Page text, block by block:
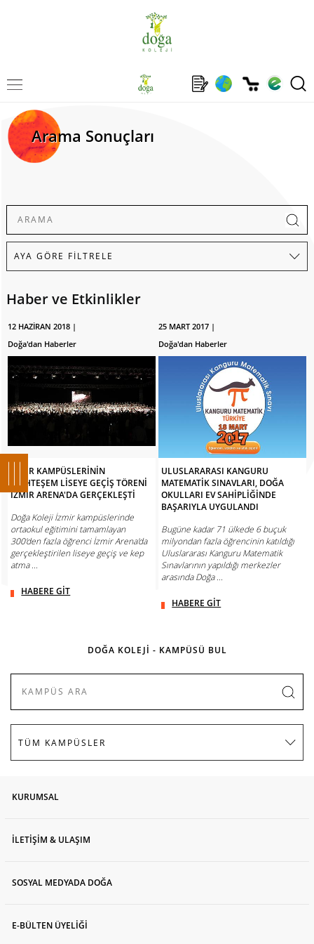
Arama Sonuçları
Haber ve Etkinlikler
12 HAZİRAN 2018 |
Doğa'dan Haberler
İZMİR KAMPÜSLERİNİN
MUHTEŞEM LİSEYE GEÇİŞ TÖRENİ
İZMİR ARENA'DA GERÇEKLEŞTİ
Doğa Koleji İzmir kampüslerinde
ortaokul eğitimini tamamlayan
300'den fazla öğrenci İzmir Arena'da
gerçekleştirilen liseye geçiş ve kep
atma ...
HABERE GİT
25 MART 2017 |
Doğa'dan Haberler
ULUSLARARASI KANGURU
MATEMATİK SINAVLARI, DOĞA
OKULLARI EV SAHİPLİĞİNDE
BAŞARIYLA UYGULANDI
Bugüne kadar 71 ülkede 6 buçuk
milyondan fazla öğrencinin katıldığı
Uluslararası Kanguru Matematik
Sınavlarının yapıldığı merkezler
arasında Doğa ...
HABERE GİT
DOĞA KOLEJİ - KAMPÜSÜ BUL
KURUMSAL
İLETİŞİM & ULAŞIM
SOSYAL MEDYADA DOĞA
E-BÜLTEN ÜYELİĞİ